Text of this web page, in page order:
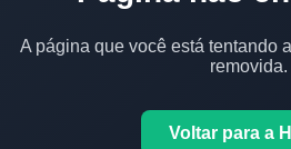
A página que você está tentando
removida.
Voltar para a